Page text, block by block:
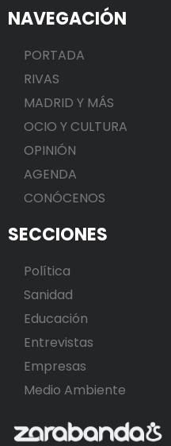
NAVEGACIÓN
PORTADA
RIVAS
MADRID Y MÁS
OCIO Y CULTURA
OPINIÓN
AGENDA
CONÓCENOS
SECCIONES
Política
Sanidad
Educación
Entrevistas
Empresas
Medio Ambiente